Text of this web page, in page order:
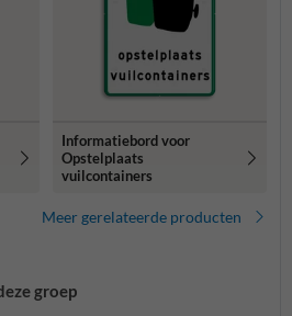
Informatiebord voor
Opstelplaats
vuilcontainers
Meer gerelateerde producten
groep